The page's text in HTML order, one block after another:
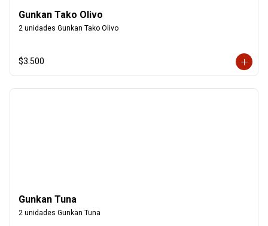
Gunkan Tako Olivo
2 unidades Gunkan Tako Olivo
$3.500
Gunkan Tuna
2 unidades Gunkan Tuna